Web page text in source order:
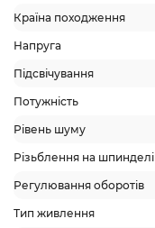
Країна походження
Напруга
Підсвічування
Потужність
Рівень шуму
Різьблення на шпинделі
Регулювання оборотів
Тип живлення